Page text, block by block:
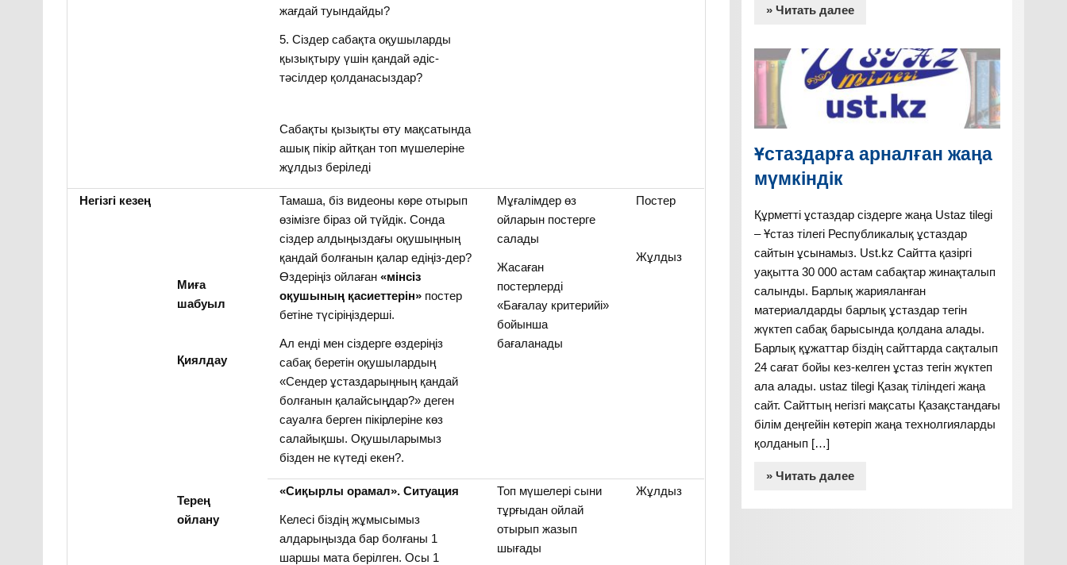
жағдай туындайды?
5. Сіздер сабақта оқушыларды
қызықтыру үшін қандай әдіс-
тәсілдер қолданасыздар?
Сабақты қызықты өту мақсатында
ашық пікір айтқан топ мүшелеріне
жұлдыз беріледі
Негізгі кезең
Миға
шабуыл
Қиялдау
Терең
ойлану
Тамаша, біз видеоны көре отырып
өзімізге біраз ой түйдік. Сонда
сіздер алдыңыздағы оқушыңның
қандай болғанын қалар едіңіз-дер?
Өздеріңіз ойлаған«мінсіз
оқушының қасиеттерін» постер
бетіне түсіріңіздерші.
Ал енді мен сіздерге өздеріңіз
сабақ беретін оқушылардың
«Сендер ұстаздарыңның қандай
болғанын қалайсыңдар?» деген
сауалға берген пікірлеріне көз
салайықшы. Оқушыларымыз
бізден не күтеді екен?.
Мұғалімдер өз
ойларын постерге
салады
Жасаған
постерлерді
«Бағалау критерийі»
бойынша
бағаланады
Постер
Жұлдыз
«Сиқырлы орамал». Ситуация
Келесі біздің жұмысымыз
алдарыңызда бар болғаны 1
шаршы мата берілген. Осы 1
Топ мүшелері сыни
тұрғыдан ойлай
отырып жазып
шығады
Жұлдыз
» Читать далее
Ұстаздарға арналған жаңа
мүмкіндік
Құрметті ұстаздар сіздерге жаңа Ustaz tilegi
– Ұстаз тілегі Республикалық ұстаздар
сайтын ұсынамыз. Ust.kz Сайтта қазіргі
уақытта 30 000 астам сабақтар жинақталып
салынды. Барлық жарияланған
материалдарды барлық ұстаздар тегін
жүктеп сабақ барысында қолдана алады.
Барлық құжаттар біздің сайттарда сақталып
24 сағат бойы кез-келген ұстаз тегін жүктеп
ала алады. ustaz tilegi Қазақ тіліндегі жаңа
сайт. Сайттың негізгі мақсаты Қазақстандағы
білім деңгейін көтеріп жаңа технолгияларды
қолданып […]
» Читать далее